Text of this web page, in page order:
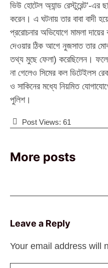
ভিউ হোটেল অ্যান্ড রেস্টুরেন্ট’-
করেন। এ ঘটনায় তার বাবা বাদী
প্ররোচনার অভিযোগে মামলা
দেওয়ার ঠিক আগে নুজসাত তার
তথ্য মুছে ফেলা) করেছিলেন। ফলে
না গেলেও সিমের কল ডিটেইলস
ও সাকিনের মধ্যে নিয়মিত
পুলিশ।
Post Views: 61
More posts
Leave a Reply
Your email address will